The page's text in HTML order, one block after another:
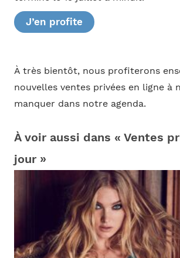
J’en profite
À très bientôt, nous profiterons
nouvelles ventes privées en ligne à
manquer dans notre agenda.
À voir aussi dans « Ventes
jour »